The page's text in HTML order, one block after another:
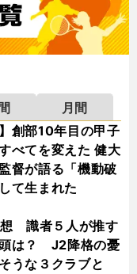
月間
】創部10年目の甲子
べてを変えた 健大
督が語る「機動破
て生まれた
識者５人が推す
は？ J2降格の憂
うな３クラブと